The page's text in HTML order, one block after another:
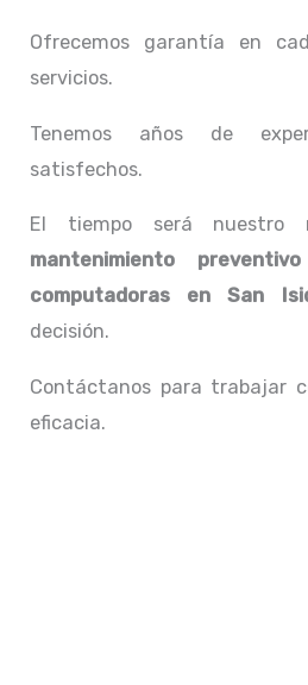
Ofrecemos garantía en
servicios.
Tenemos años de
satisfechos.
El tiempo será nuestro
mantenimiento
computadoras en San
decisión.
Contáctanos para trabajar
eficacia.